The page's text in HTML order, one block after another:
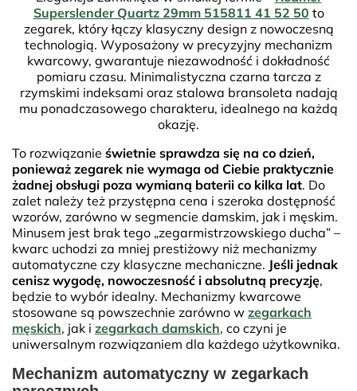
Superslender Quartz 29mm 515811 41 52 50 to
zegarek, który łączy klasyczny design z nowoczesną
technologią. Wyposażony w precyzyjny mechanizm
kwarcowy, gwarantuje niezawodność i dokładność
pomiaru czasu. Minimalistyczna czarna tarcza z
rzymskimi indeksami oraz stalowa bransoleta nadają
mu ponadczasowego charakteru, idealnego na każdą
okazję.
To rozwiązanie świetnie sprawdza się na co dzień,
ponieważ zegarek nie wymaga od Ciebie praktycznie
żadnej obsługi poza wymianą baterii co kilka lat. Do
zalet należy też przystępna cena i szeroka dostępność
wzorów, zarówno w segmencie damskim, jak i męskim.
Minusem jest brak tego „zegarmistrzowskiego ducha” –
kwarc uchodzi za mniej prestiżowy niż mechanizmy
automatyczne czy klasyczne mechaniczne. Jeśli jednak
cenisz wygodę, nowoczesność i absolutną precyzję,
będzie to wybór idealny. Mechanizmy kwarcowe
stosowane są powszechnie zarówno w zegarkach
męskich, jak i zegarkach damskich, co czyni je
uniwersalnym rozwiązaniem dla każdego użytkownika.
Mechanizm automatyczny w zegarkach